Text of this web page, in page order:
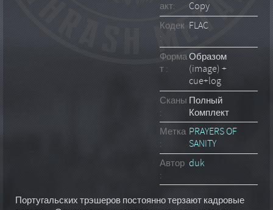
акт:
Copy
Кодек
:
FLAC
Форма
т :
Образом
(image) +
cue+log
Сканы
:
Полный
Комплект
Метка
:
PRAYERS OF
SANITY
Автор
:
duk
Португальских трэшеров постоянно терзают кадровые